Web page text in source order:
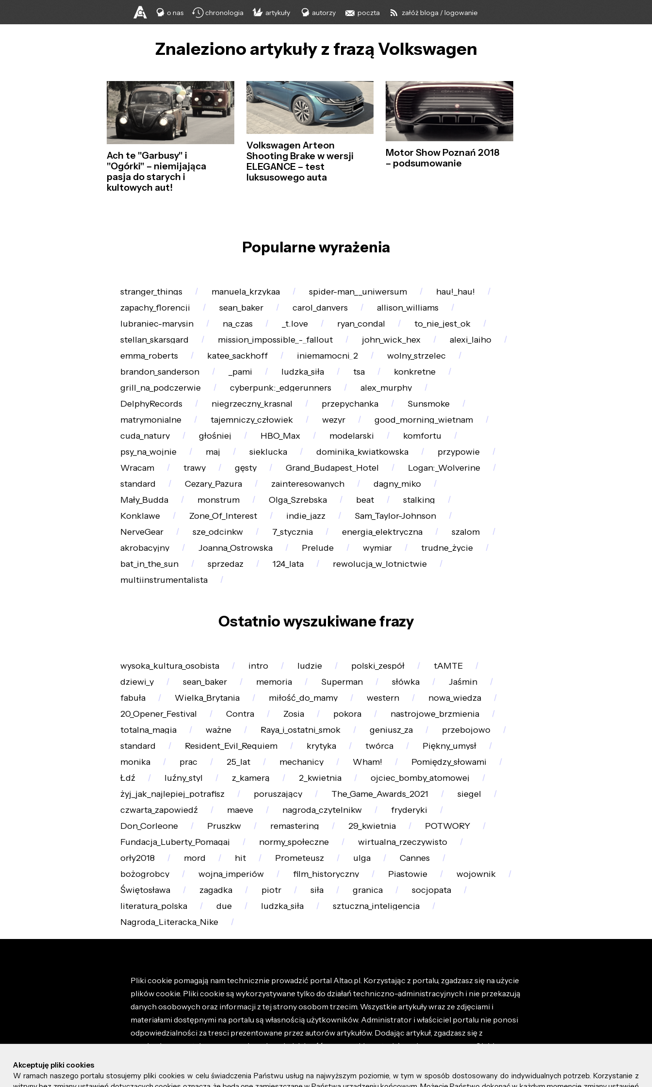
o nas chronologia artykuły autorzy poczta załóż bloga / logowanie
Znaleziono artykuły z frazą Volkswagen
Ach te "Garbusy" i
"Ogórki" – niemijająca
pasja do starych i
kultowych aut!
Volkswagen Arteon
Shooting Brake w wersji
ELEGANCE – test
luksusowego auta
Motor Show Poznań 2018
– podsumowanie
Popularne wyrażenia
stranger_things manuela_krzykaa spider-man__uniwersum
hau!_hau!
zapachy_florencji
sean_baker carol_danvers
allison_williams
lubraniec-marysin
na_czas _t.love ryan_condal
to_nie_jest_ok
stellan_skarsgard
mission_impossible_-_fallout john_wick_hex
alexi_laiho
emma_roberts
katee_sackhoff iniemamocni_2
wolny_strzelec
brandon_sanderson
_pami ludzka_siła tsa
konkretne
grill_na_podczerwie
cyberpunk:_edgerunners
alex_murphy
DelphyRecords
niegrzeczny_krasnal przepychanka
Sunsmoke
matrymonialne
tajemniczy_człowiek wezyr
good_morning_wietnam
cuda_natury
głośniej HBO_Max modelarski
komfortu
psy_na_wojnie
maj sieklucka dominika_kwiatkowska
przypowie
Wracam
trawy gęsty Grand_Budapest_Hotel
Logan:_Wolverine
standard
Cezary_Pazura zainteresowanych
dagny_miko
Mały_Budda
monstrum Olga_Szrebska beat
stalking
Konklawe
Zone_Of_Interest indie_jazz
Sam_Taylor-Johnson
NerveGear
sze_odcinkw 7_stycznia energia_elektryczna
szalom
akrobacyjny
Joanna_Ostrowska Prelude wymiar
trudne_życie
bat_in_the_sun
sprzedaz 124_lata
rewolucja_w_lotnictwie
multiinstrumentalista
Ostatnio wyszukiwane frazy
wysoka_kultura_osobista intro ludzie polski_zespół
tAMTE
dziewi_y
sean_baker memoria Superman słówka
Jaśmin
fabuła
Wielka_Brytania miłość_do_mamy western
nowa_wiedza
20_Opener_Festival
Contra Zosia pokora
nastrojowe_brzmienia
totalna_magia
ważne Raya_i_ostatni_smok geniusz_za
przebojowo
standard
Resident_Evil_Requiem krytyka twórca
Piękny_umysł
monika
prac 25_lat mechanicy Wham!
Pomiędzy_słowami
Łdź
luźny_styl z_kamerą 2_kwietnia
ojciec_bomby_atomowej
żyj_jak_najlepiej_potrafisz
poruszający The_Game_Awards_2021
siegel
czwarta_zapowiedź
maeve nagroda_czytelnikw
fryderyki
Don_Corleone
Pruszkw remastering 29_kwietnia
POTWORY
Fundacja_Luberty_Pomagaj
normy_społeczne
wirtualna_rzeczywisto
orły2018
mord hit Prometeusz ulga
Cannes
bożogrobcy
wojna_imperiów film_historyczny Piastowie
wojownik
Świętosława
zagadka piotr siła granica
socjopata
literatura_polska
due ludzka_siła
sztuczna_inteligencja
Nagroda_Literacka_Nike
Pliki cookie pomagają nam technicznie prowadzić portal Altao.pl. Korzystając z portalu, zgadzasz się na użycie
plików cookie. Pliki cookie są wykorzystywane tylko do działań techniczno-administracyjnych i nie przekazują
danych osobowych oraz informacji z tej strony osobom trzecim. Wszystkie artykuły wraz ze zdjęciami i
materiałami dostępnymi na portalu są własnością użytkowników. Administrator i właściciel portalu nie ponosi
odpowiedzialności za tresci prezentowane przez autorów artykułów. Dodając artykuł, zgadzasz się z
regulaminem portalu oraz ponosisz odpowiedzialność za wszystkie materiały umieszczone przez Ciebie na
© 2026 altao.pl. Wszystkie prawa zastrzeżone.
Akceptuję pliki cookies
W ramach naszego portalu stosujemy pliki cookies w celu świadczenia Państwu usług na najwyższym poziomie, w tym w sposób dostosowany do indywidualnych potrzeb. Korzystanie z